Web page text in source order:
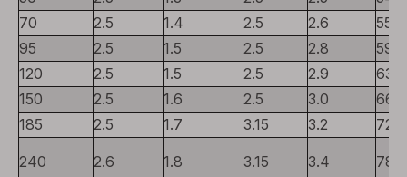
70
2.5 1.4 2.5 2.6
55
95
2.5 1.5 2.5 2.8
59
120
2.5 1.5 2.5 2.9
63
150
2.5 1.6 2.5 3.0
66
185
2.5 1.7 3.15 3.2 72
240 2.6 1.8 3.15 3.4 78